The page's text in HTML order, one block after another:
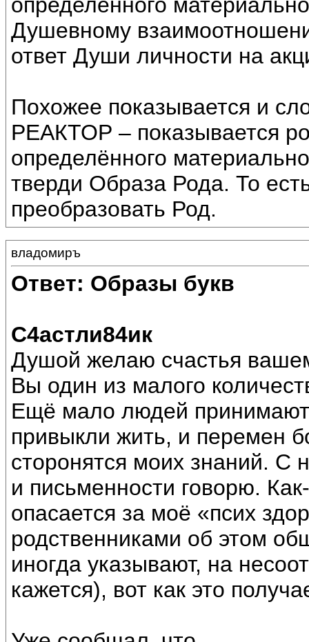
определённого
Душевному
ответ Души личности на
Похожее показывается и
РЕАКТОР – показывается
определённого
тверди Образа Рода. То
преобразовать Род.
владомиръ
Ответ: Образы букв
С4астли84ик
Душой желаю счастья
Вы один из малого
Ещё мало людей
привыкли жить, и перемен
сторонятся моих знаний. С
и письменности говорю.
опасается за моё «псих
родственниками об этом
иногда указывают, на
кажется), вот как это